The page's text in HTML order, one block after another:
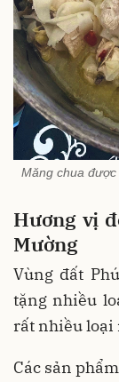
Măng chua
Hương vị
Mường
Vùng đất
tặng nhiều
rất nhiều loại
Các sản